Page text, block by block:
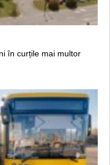
în curțile mai multor